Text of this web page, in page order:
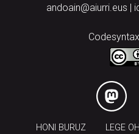
andoain@aiurri.eus |
HONI BURUZ LEGE